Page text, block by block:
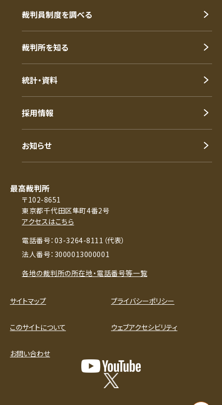
裁判員制度を調べる
裁判所を知る
統計・資料
採用情報
お知らせ
最高裁判所
〒102-8651
東京都千代田区隼町4番2号
アクセスはこちら
電話番号：03-3264-8111（代表）
法人番号：3000013000001
各地の裁判所の所在地・電話番号等一覧
サイトマップ プライバシーポリシー
このサイトについて ウェブアクセシビリティ
お問い合わせ